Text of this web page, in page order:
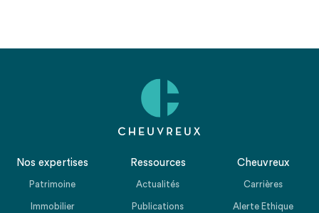
Nos expertises
Patrimoine
Immobilier
Ressources
Actualités
Publications
Cheuvreux
Carrières
Alerte Ethique